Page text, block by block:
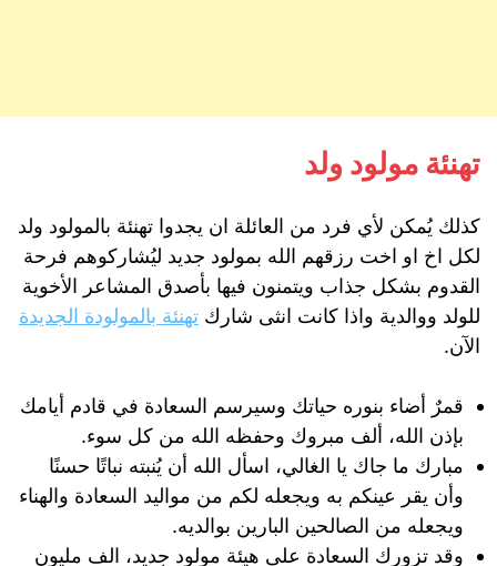
تهنئة مولود ولد
كذلك يُمكن لأي فرد من العائلة ان يجدوا تهنئة بالمولود ولد
لكل اخ او اخت رزقهم الله بمولود جديد ليُشاركوهم فرحة
القدوم بشكل جذاب ويتمنون فيها بأصدق المشاعر الأخوية
للولد ووالدية واذا كانت انثى شارك تهنئة بالمولودة الجديدة
الآن.
قمرٌ أضاء بنوره حياتك وسيرسم السعادة في قادم أيامك
بإذن الله، ألف مبروك وحفظه الله من كل سوء.
مبارك ما جاك يا الغالي، اسأل الله أن يُنبته نباتًا حسنًا
وأن يقر عينكم به ويجعله لكم من مواليد السعادة والهناء
ويجعله من الصالحين البارين بوالديه.
وقد تزورك السعادة على هيئة مولود جديد، الف مليون